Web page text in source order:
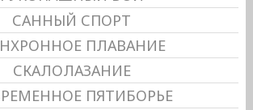
САННЫЙ СПОРТ
ПЛАВАНИЕ
СКАЛОЛАЗАНИЕ
ПЯТИБОРЬЕ